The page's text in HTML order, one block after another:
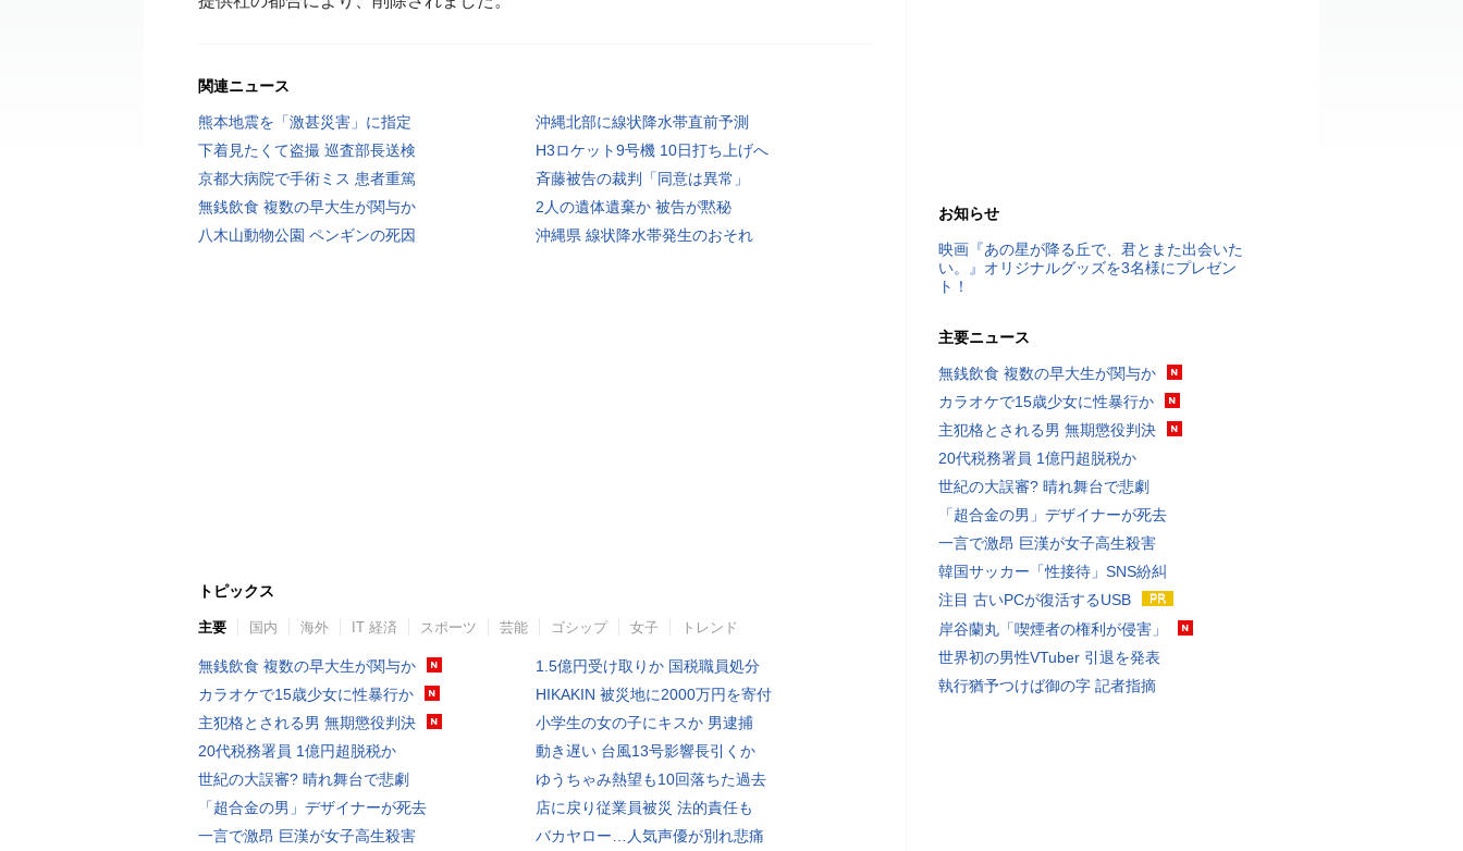
関連ニュース
熊本地震を「激甚災害」に指定
沖縄北部に線状降水帯直前予測
下着見たくて盗撮 巡査部長送検
H3ロケット9号機 10日打ち上げへ
京都大病院で手術ミス 患者重篤
斉藤被告の裁判「同意は異常」
無銭飲食 複数の早大生が関与か
2人の遺体遺棄か 被告が黙秘
八木山動物公園 ペンギンの死因
沖縄県 線状降水帯発生のおそれ
トピックス
主要 国内 海外 IT 経済 スポーツ 芸能 ゴシップ 女子 トレンド
無銭飲食 複数の早大生が関与か
カラオケで15歳少女に性暴行か
主犯格とされる男 無期懲役判決
20代税務署員 1億円超脱税か
世紀の大誤審? 晴れ舞台で悲劇
「超合金の男」デザイナーが死去
一言で激昂 巨漢が女子高生殺害
1.5億円受け取りか 国税職員処分
HIKAKIN 被災地に2000万円を寄付
小学生の女の子にキスか 男逮捕
動き遅い 台風13号影響長引くか
ゆうちゃみ熱望も10回落ちた過去
店に戻り従業員被災 法的責任も
バカヤロー…人気声優が別れ悲痛
お知らせ
映画『あの星が降る丘で、君とまた出会いた
い。』オリジナルグッズを3名様にプレゼン
ト！
主要ニュース
無銭飲食 複数の早大生が関与か
カラオケで15歳少女に性暴行か
主犯格とされる男 無期懲役判決
20代税務署員 1億円超脱税か
世紀の大誤審? 晴れ舞台で悲劇
「超合金の男」デザイナーが死去
一言で激昂 巨漢が女子高生殺害
韓国サッカー「性接待」SNS紛糾
注目 古いPCが復活するUSB
岸谷蘭丸「喫煙者の権利が侵害」
世界初の男性VTuber 引退を発表
執行猶予つけば御の字 記者指摘